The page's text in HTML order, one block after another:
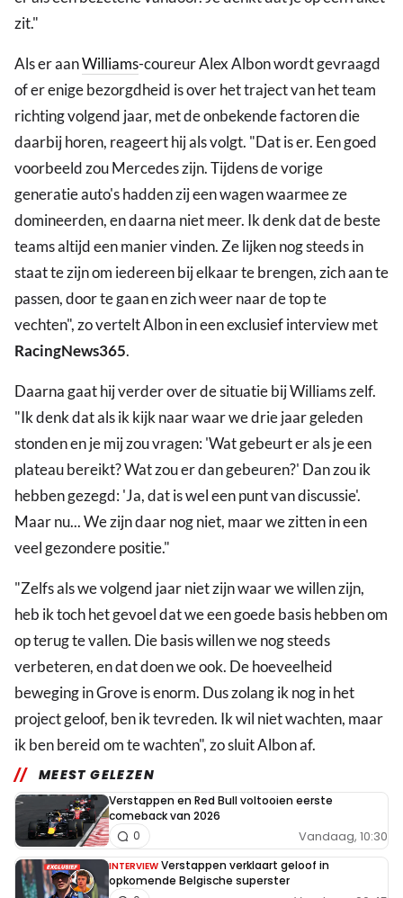
zit."
Als er aanWilliams-coureur Alex Albon wordt gevraagd
of er enige bezorgdheid is over het traject van het team
richting volgend jaar, met de onbekende factoren die
daarbij horen, reageert hij als volgt. "Dat is er. Een goed
voorbeeld zou Mercedes zijn. Tijdens de vorige
generatie auto's hadden zij een wagen waarmee ze
domineerden, en daarna niet meer. Ik denk dat de beste
teams altijd een manier vinden. Ze lijken nog steeds in
staat te zijn om iedereen bij elkaar te brengen, zich aan te
passen, door te gaan en zich weer naar de top te
vechten", zo vertelt Albon in een exclusief interview met
RacingNews365.
Daarna gaat hij verder over de situatie bij Williams zelf.
"Ik denk dat als ik kijk naar waar we drie jaar geleden
stonden en je mij zou vragen: 'Wat gebeurt er als je een
plateau bereikt? Wat zou er dan gebeuren?' Dan zou ik
hebben gezegd: 'Ja, dat is wel een punt van discussie'.
Maar nu... We zijn daar nog niet, maar we zitten in een
veel gezondere positie."
"Zelfs als we volgend jaar niet zijn waar we willen zijn,
heb ik toch het gevoel dat we een goede basis hebben om
op terug te vallen. Die basis willen we nog steeds
verbeteren, en dat doen we ook. De hoeveelheid
beweging in Grove is enorm. Dus zolang ik nog in het
project geloof, ben ik tevreden. Ik wil niet wachten, maar
ik ben bereid om te wachten", zo sluit Albon af.
MEEST GELEZEN
Verstappen en Red Bull voltooien eerste
comeback van 2026
Vandaag, 10:30
0
INTERVIEW Verstappen verklaart geloof in
opkomende Belgische superster